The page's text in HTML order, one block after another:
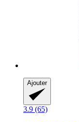
Ajouter
3.9 (65)